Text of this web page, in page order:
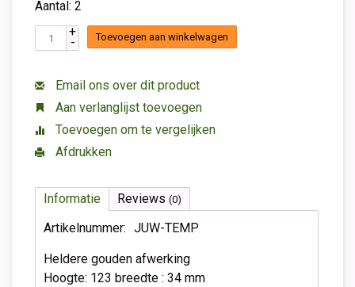
Aantal: 2
+
- Toevoegen aan winkelwagen
Email ons over dit product
Aan verlanglijst toevoegen
Toevoegen om te vergelijken
Afdrukken
Informatie Reviews (0)
Artikelnummer: JUW-TEMP
Heldere gouden afwerking
Hoogte: 123 breedte : 34 mm